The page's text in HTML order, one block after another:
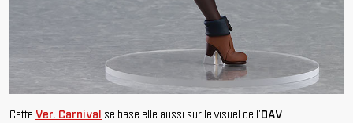
Cette Ver. Carnival se base elle aussi sur le visuel de l'OAV